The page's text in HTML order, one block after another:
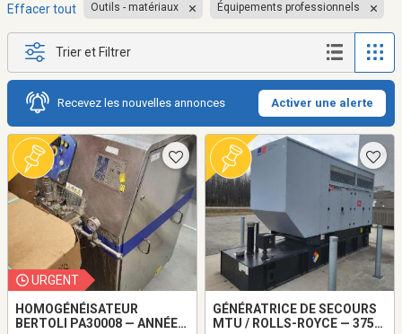
Effacer tout Outils - matériaux Équipements professionnels
Trier et Filtrer
Recevez les nouvelles annonces Activer une alerte
URGENT
HOMOGÉNÉISATEUR
BERTOLI PA30008 — ANNÉE
GÉNÉRATRICE DE SECOURS
MTU / ROLLS-ROYCE — 375